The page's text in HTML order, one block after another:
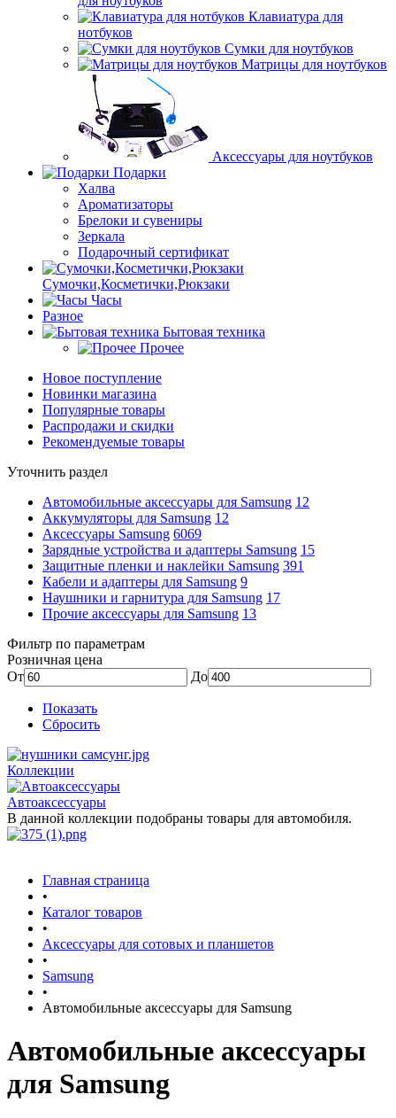
Клавиатура для
нотбуков
Сумки для ноутбуков
Матрицы для ноутбуков
Аксессуары для ноутбуков
Подарки
Халва
Ароматизаторы
Брелоки и сувениры
Зеркала
Подарочный сертификат
Сумочки,Косметички,Рюкзаки
Часы
Разное
Бытовая техника
Прочее
Новое поступление
Новинки магазина
Популярные товары
Распродажи и скидки
Рекомендуемые товары
Уточнить раздел
Автомобильные аксессуары для Samsung 12
Аккумуляторы для Samsung 12
Аксессуары Samsung 6069
Зарядные устройства и адаптеры Samsung 15
Защитные пленки и наклейки Samsung 391
Кабели и адаптеры для Samsung 9
Наушники и гарнитура для Samsung 17
Прочие аксессуары для Samsung 13
Фильтр по параметрам
Розничная цена
От
До
Показать
Сбросить
Коллекции
Автоаксессуары
В данной коллекции подобраны товары для автомобиля.
Главная страница
•
Каталог товаров
•
Аксессуары для сотовых и планшетов
•
Samsung
•
Автомобильные аксессуары для Samsung
Автомобильные аксессуары
для Samsung